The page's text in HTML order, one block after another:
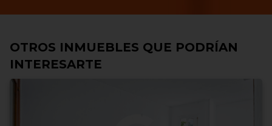
OTROS INMUEBLES QUE PODRÍAN
INTERESARTE